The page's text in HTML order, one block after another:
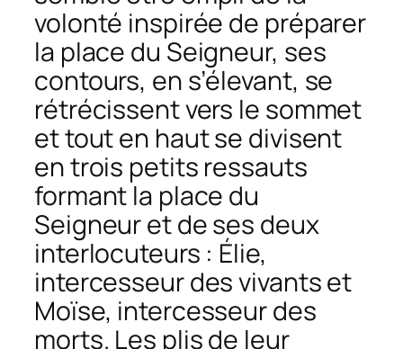
volonté inspirée de préparer
la place du Seigneur, ses
contours, en s’élevant, se
rétrécissent vers le sommet
et tout en haut se divisent
en trois petits ressauts
formant la place du
Seigneur et de ses deux
interlocuteurs : Élie,
intercesseur des vivants et
Moïse, intercesseur des
morts. Les plis de leur